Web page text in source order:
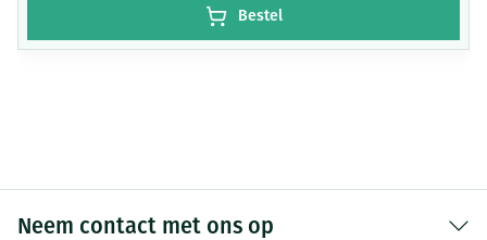
Bestel
Neem contact met ons op